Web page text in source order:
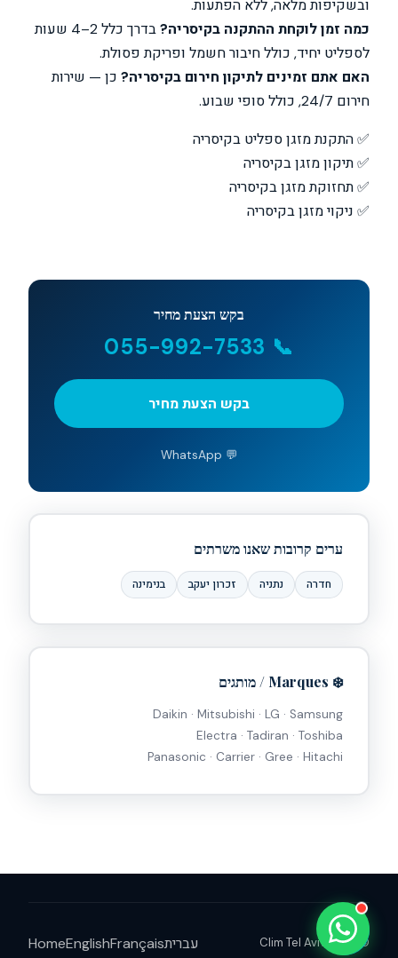
ובשקיפות מלאה, ללא הפתעות.
כמה זמן לוקחת ההתקנה בקיסריה?
בדרך כלל 2–4 שעות
לספליט יחיד, כולל חיבור חשמל ופריקת פסולת.
האם אתם זמינים לתיקון חירום בקיסריה? כן — שירות
חירום 24/7, כולל סופי שבוע.
✅ התקנת מזגן ספליט בקיסריה
✅ תיקון מזגן בקיסריה
✅ תחזוקת מזגן בקיסריה
✅ ניקוי מזגן בקיסריה
בקש הצעת מחיר
📞 055-992-7533
בקש הצעת מחיר
💬 WhatsApp
ערים קרובות שאנו משרתים
חדרה נתניה זכרון יעקב בנימינה
❄️ Marques / מותגים
Daikin · Mitsubishi · LG · Samsung
Electra · Tadiran · Toshiba
Panasonic · Carrier · Gree · Hitachi
© 2025 Clim Tel Aviv עבריתFrançais
English
Home
📞
Clim Tel Aviv